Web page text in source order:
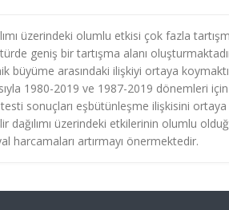
üzerindeki olumlu etkisi çok fazla
geniş bir tartışma alanı
büyüme arasındaki ilişkiyi ortaya
1980-2019 ve 1987-2019 dönemleri için
sonuçları eşbütünleşme ilişkisini ortaya
üzerindeki etkilerinin olumlu
harcamaları artırmayı önermektedir.